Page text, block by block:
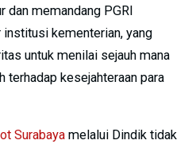
dan memandang PGRI
kementerian, yang
untuk menilai sejauh mana
terhadap kesejahteraan para
Surabaya melalui Dindik tidak